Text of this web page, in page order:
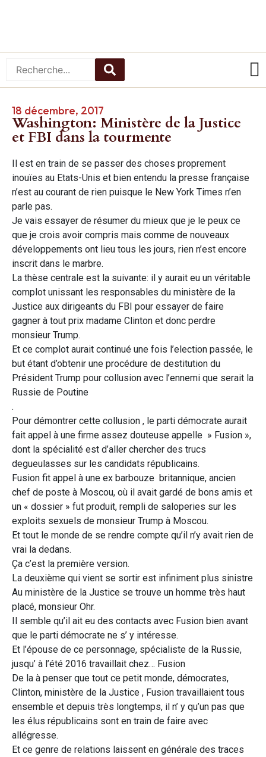
18 décembre, 2017
Washington: Ministère de la Justice
et FBI dans la tourmente
Il est en train de se passer des choses proprement
inouïes au Etats-Unis et bien entendu la presse française
n’est au courant de rien puisque le New York Times n’en
parle pas.
Je vais essayer de résumer du mieux que je le peux ce
que je crois avoir compris mais comme de nouveaux
développements ont lieu tous les jours, rien n’est encore
inscrit dans le marbre.
La thèse centrale est la suivante: il y aurait eu un véritable
complot unissant les responsables du ministère de la
Justice aux dirigeants du FBI pour essayer de faire
gagner à tout prix madame Clinton et donc perdre
monsieur Trump.
Et ce complot aurait continué une fois l’election passée, le
but étant d’obtenir une procédure de destitution du
Président Trump pour collusion avec l’ennemi que serait la
Russie de Poutine
.
Pour démontrer cette collusion , le parti démocrate aurait
fait appel à une firme assez douteuse appelle » Fusion »,
dont la spécialité est d’aller chercher des trucs
degueulasses sur les candidats républicains.
Fusion fit appel à une ex barbouze britannique, ancien
chef de poste à Moscou, où il avait gardé de bons amis et
un « dossier » fut produit, rempli de saloperies sur les
exploits sexuels de monsieur Trump à Moscou.
Et tout le monde de se rendre compte qu’il n’y avait rien de
vrai la dedans.
Ça c’est la première version.
La deuxième qui vient se sortir est infiniment plus sinistre
Au ministère de la Justice se trouve un homme très haut
placé, monsieur Ohr.
Il semble qu’il ait eu des contacts avec Fusion bien avant
que le parti démocrate ne s’ y intéresse.
Et l’épouse de ce personnage, spécialiste de la Russie,
jusqu’ à l’été 2016 travaillait chez… Fusion
De la à penser que tout ce petit monde, démocrates,
Clinton, ministère de la Justice , Fusion travaillaient tous
ensemble et depuis très longtemps, il n’ y qu’un pas que
les élus républicains sont en train de faire avec
allégresse.
Et ce genre de relations laissent en générale des traces